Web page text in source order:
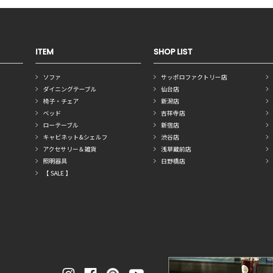
ITEM
ソファ
ダイニングテーブル
椅子・チェア
ベッド
ローテーブル
キャビネット&シェルフ
アクセサリー＆雑貨
照明器具
【 SALE 】
SHOP LIST
サッポロファクトリー店
仙台店
新潟店
吉祥寺店
新宿店
渋谷店
浅草蔵前店
日野橋店